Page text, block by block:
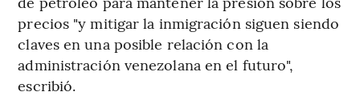
precios "y mitigar la inmigración siguen siendo
claves en una posible relación con la
administración venezolana en el futuro",
escribió.